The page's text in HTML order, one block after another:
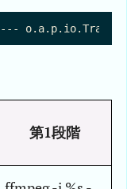
第1段階